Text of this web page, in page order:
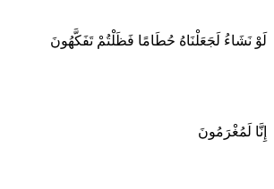
لَوْ نَشَاءُ لَجَعَلْنَاهُ حُطَامًا فَظَلْتُمْ تَفَكَّهُونَ
إِنَّا لَمُغْرَمُونَ